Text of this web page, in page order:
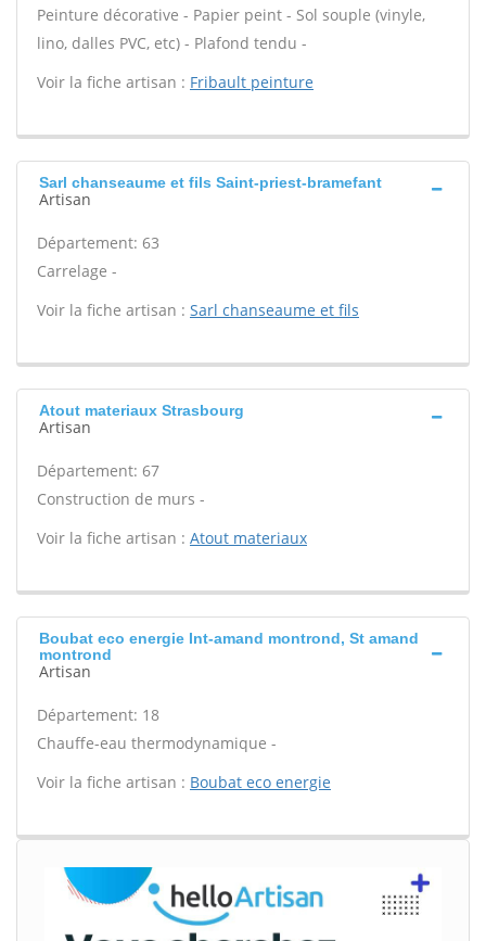
Peinture décorative - Papier peint - Sol souple (vinyle,
lino, dalles PVC, etc) - Plafond tendu -
Voir la fiche artisan : Fribault peinture
Sarl chanseaume et fils Saint-priest-bramefant
Artisan
Département: 63
Carrelage -
Voir la fiche artisan : Sarl chanseaume et fils
Atout materiaux Strasbourg
Artisan
Département: 67
Construction de murs -
Voir la fiche artisan : Atout materiaux
Boubat eco energie Int-amand montrond, St amand
montrond
Artisan
Département: 18
Chauffe-eau thermodynamique -
Voir la fiche artisan : Boubat eco energie